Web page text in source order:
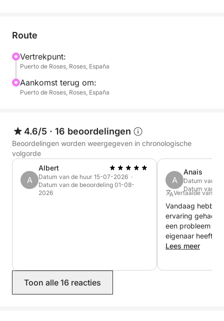
Route
Vertrekpunt:
Puerto de Roses, Roses, España
Aankomst terug om:
Puerto de Roses, Roses, España
4.6/5 · 16 beoordelingen
Beoordelingen worden weergegeven in chronologische
volgorde
A
Albert
Datum van de huur 15-07-2026 ·
Datum van de beoordeling 01-08-
2026
A
Anais
Datum van
Datum van
Vertaalde vanuit
Vandaag
ervaring gehad.
een probleem
eigenaar heeft er
het direct op te
Lees meer
Toon alle 16 reacties